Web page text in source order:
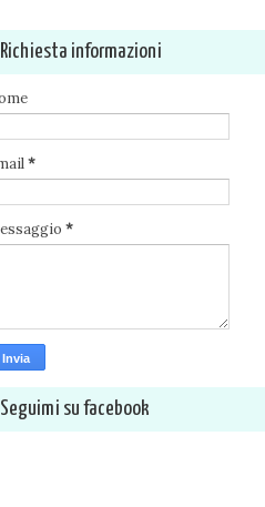
Richiesta informazioni
*
*
Seguimi su facebook